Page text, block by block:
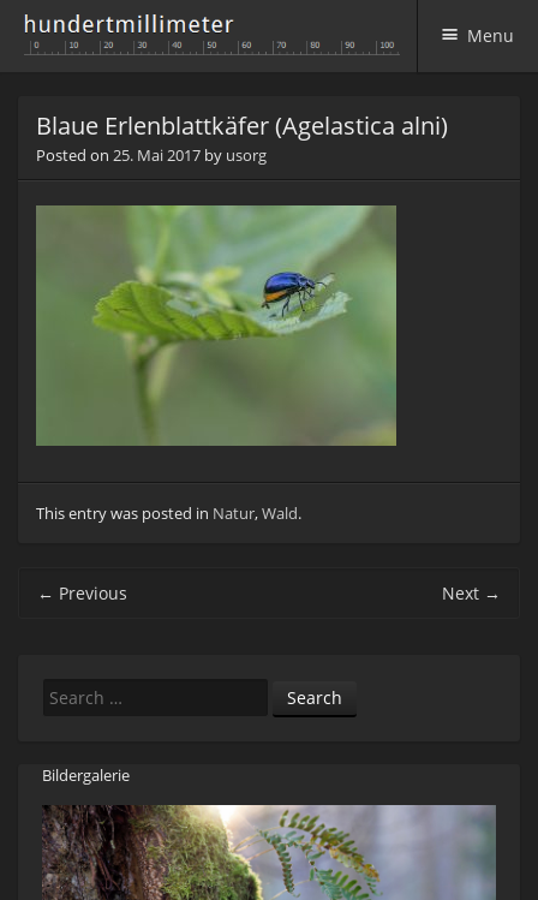
Menu
Blaue Erlenblattkäfer (Agelastica alni)
Posted on 25. Mai 2017 by usorg
This entry was posted in Natur,Wald.
Post navigation
← Previous Next →
Search
Bildergalerie